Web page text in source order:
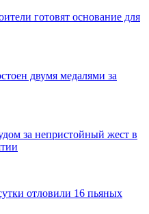
готовят основание для
двумя медалями за
за непристойный жест в
отловили 16 пьяных